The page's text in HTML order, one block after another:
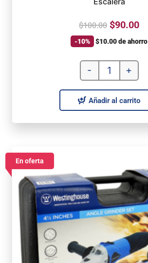
$100.00 $90.00
-10% $10.00de ahorro
- +
Añadir al carrito
En oferta